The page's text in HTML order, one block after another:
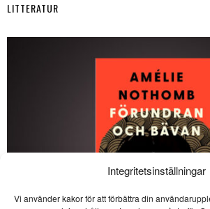
Integritetsinställningar
Vi använder kakor för att förbättra din
LITTERATUR